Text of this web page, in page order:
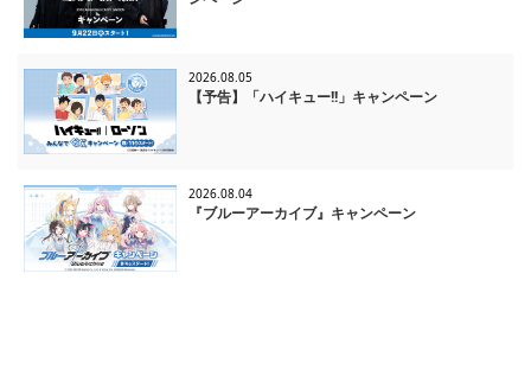
2026.08.05
【予告】「ハイキュー!!」キャンペーン
2026.08.04
『ブルーアーカイブ』キャンペーン